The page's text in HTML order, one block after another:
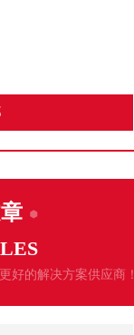
好的解决方案供应商！